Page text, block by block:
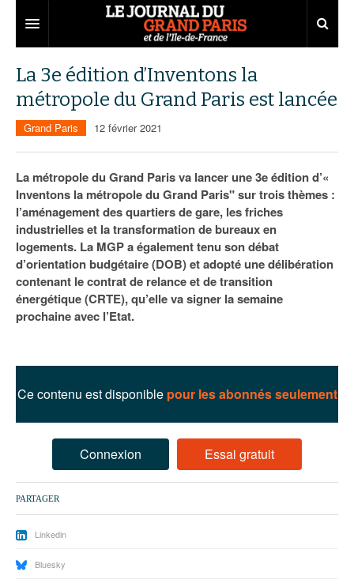
Grand Paris
Territoires
Aménagement
Institutions
Services urbains
Entreprises
Emploi
Attractivité
Innovation
Marchés publics
75
77
92
Carnet
Nominations
Portraits
Les Assises du Grand Paris
Éditions précédentes
Le podcast
Lire les résumés
La 3e édition d’Inventons la
métropole du Grand Paris est lancée
Grand Paris 12 février 2021
La métropole du Grand Paris va lancer une 3e édition d’«
Inventons la métropole du Grand Paris" sur trois thèmes :
l’aménagement des quartiers de gare, les friches
industrielles et la transformation de bureaux en
logements. La MGP a également tenu son débat
d’orientation budgétaire (DOB) et adopté une délibération
contenant le contrat de relance et de transition
énergétique (CRTE), qu’elle va signer la semaine
prochaine avec l’Etat.
Ce contenu est disponible pour les abonnés seulement
Connexion Essai gratuit
PARTAGER
Linkedin
Bluesky